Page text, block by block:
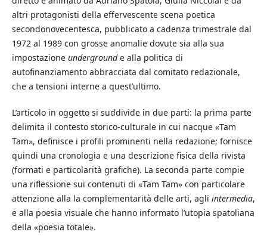
altri protagonisti della effervescente scena poetica
secondonovecentesca, pubblicato a cadenza trimestrale dal
1972 al 1989 con grosse anomalie dovute sia alla sua
impostazione undergrounde alla politica di
autofinanziamento abbracciata dal comitato redazionale,
che a tensioni interne a quest’ultimo.
L’articolo in oggetto si suddivide in due parti: la prima parte
delimita il contesto storico-culturale in cui nacque «Tam
Tam», definisce i profili prominenti nella redazione; fornisce
quindi una cronologia e una descrizione fisica della rivista
(formati e particolarità grafiche). La seconda parte compie
una riflessione sui contenuti di «Tam Tam» con particolare
attenzione alla la complementarità delle arti, agli intermedia,
e alla poesia visuale che hanno informato l’utopia spatoliana
della «poesia totale».